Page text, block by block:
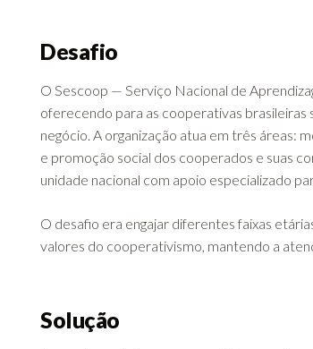
Desafio
O Sescoop — Serviço Nacional de
oferecendo para as cooperativas
negócio. A organização atua em três áreas:
e promoção social dos cooperados e suas
unidade nacional com apoio especializado
O desafio era engajar diferentes faixas
valores do cooperativismo, mantendo a
Solução